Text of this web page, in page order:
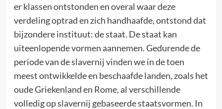
er klassen ontstonden en overal waar deze
verdeling optrad en zich handhaafde, ontstond dat
bijzondere instituut: de staat. De staat kan
uiteenlopende vormen aannemen. Gedurende de
periode van de slavernij vinden we in de toen
meest ontwikkelde en beschaafde landen, zoals het
oude Griekenland en Rome, al verschillende
volledig op slavernij gebaseerde staatsvormen. In